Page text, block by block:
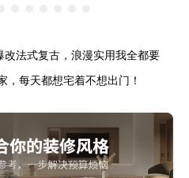
改法式复古，浪漫实用我全都要
，每天都想宅着不想出门！